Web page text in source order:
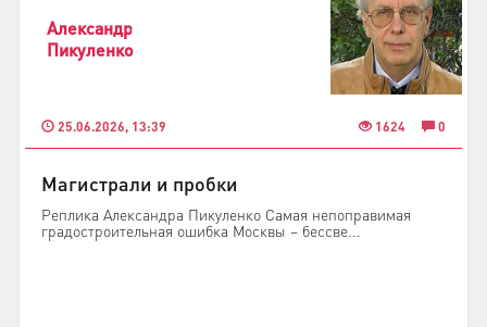
Александр
Пикуленко
25.06.2026, 13:39 1624 0
Магистрали и пробки
Реплика Александра Пикуленко Самая непоправимая
градостроительная ошибка Москвы – бессве...